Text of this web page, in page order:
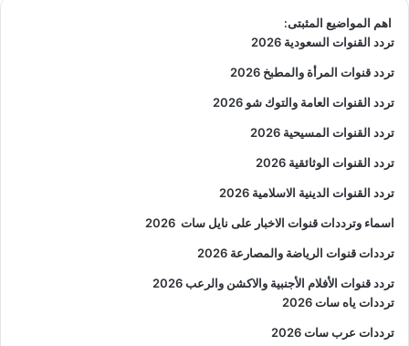
اهم المواضيع المثبتى:
تردد القنوات السعودية 2026
تردد قنوات المرأة والمطبخ 2026
تردد القنوات العامة والتوك شو 2026
تردد القنوات المسيحية 2026
تردد القنوات الوثائقية 2026
تردد القنوات الدينية الاسلامية 2026
اسماء وترددات قنوات الاخبار على نايل سات 2026
ترددات قنوات الرياضة والمصارعة 2026
تردد قنوات الأفلام الأجنبية والاكشن والرعب2026
ترددات ياه سات 2026
ترددات عرب سات 2026